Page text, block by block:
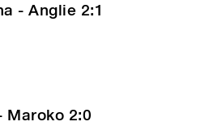
- Anglie 2:1
Maroko 2:0